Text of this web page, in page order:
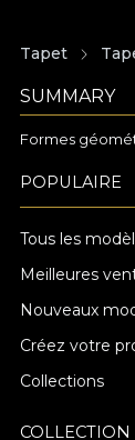
Tapet
SUMMARY
Formes
POPULAIRE
Tous les
Meilleures
Nouveaux
Créez votre
Collections